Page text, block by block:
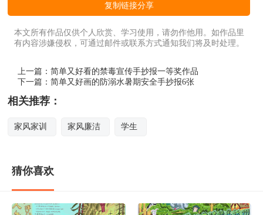
复制链接分享
本文所有作品仅供个人欣赏、学习使用，请勿作他用。如作品里
有内容涉嫌侵权，可通过邮件或联系方式通知我们将及时处理。
上一篇：简单又好看的禁毒宣传手抄报一等奖作品
下一篇：简单又好画的防溺水暑期安全手抄报6张
相关推荐：
家风家训 家风廉洁 学生
猜你喜欢